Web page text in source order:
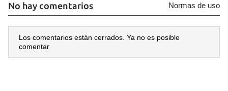
Guardar como favorito
Para poder guardar como favorito, primero has de
iniciar sesión con tu cuenta de 14ymedio.
No hay comentarios Normas de uso
Los comentarios están cerrados. Ya no es posible
comentar